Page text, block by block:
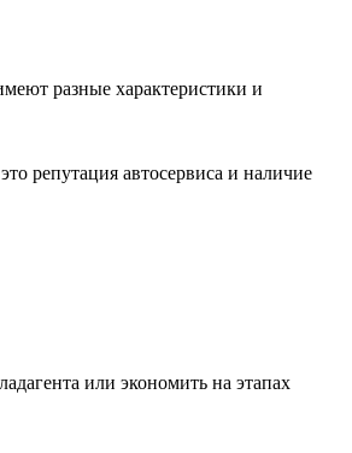
разные характеристики и
репутация автосервиса и наличие
или экономить на этапах